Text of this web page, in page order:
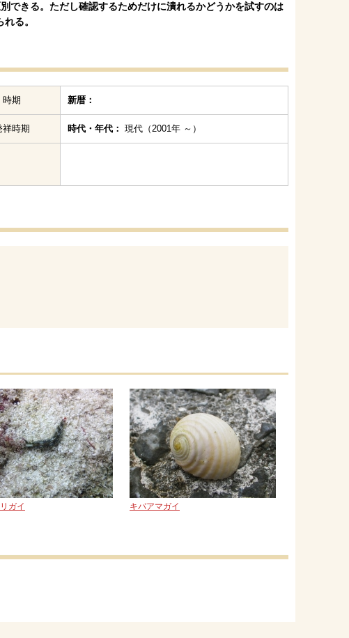
できる。ただし確認するためだけに潰れるかどうかを試すのは
る。
時期 新暦：
祥時期 時代・年代： 現代（2001年 ～）
ガイ キバアマガイ